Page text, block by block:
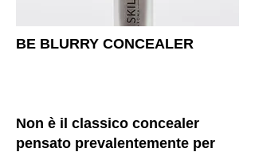
BE BLURRY CONCEALER
Non è il classico concealer
pensato prevalentemente per